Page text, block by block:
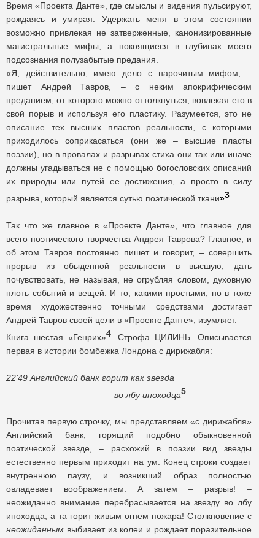
Время «Проекта Данте», где смыслы и видения пульсируют,
рождаясь и умирая. Удержать меня в этом состоянии
возможно привлекая не затверженные, канонизированные
магистральные мифы, а покоящиеся в глубинах моего
подсознания полузабытые предания.
«Я, действительно, имею дело с нарочитым мифом, –
пишет Андрей Тавров, – с неким апокрифическим
преданием, от которого можно оттолкнуться, вовлекая его в
свой порыв и используя его пластику. Разумеется, это не
описание тех высших пластов реальности, с которыми
приходилось соприкасаться (они же – высшие пласты
поэзии), но в провалах и разрывах стиха они так или иначе
должны угадываться не с помощью богословских описаний
их природы или путей ее достижения, а просто в силу
разрыва, который является сутью поэтической ткани»3
Так что же главное в «Проекте Данте», что главное для
всего поэтического творчества Андрея Таврова? Главное, и
об этом Тавров постоянно пишет и говорит, – совершить
прорыв из обыденной реальности в высшую, дать
почувствовать, не называя, не огрубляя словом, духовную
плоть событий и вещей. И то, какими простыми, но в тоже
время художественно точными средствами достигает
Андрей Тавров своей цели в «Проекте Данте», изумляет.
Книга шестая «Генрих»4. Строфа ЦИЛИНЬ. Описывается
первая в истории бомбежка Лондона с дирижабля:
22’49 Английский банк горит как звезда
во лбу иноходца5
Прочитав первую строчку, мы представляем «с дирижабля»
Английский банк, горящий подобно обыкновенной
поэтической звезде, – расхожий в поэзии вид звезды
естественно первым приходит на ум. Конец строки создает
внутреннюю паузу, и возникший образ полностью
овладевает воображением. А затем – разрыв! –
неожиданно внимание перебрасывается на звезду во лбу
иноходца, а та горит живым огнем пожара! Столкновение с
неожиданным выбивает из колеи и рождает поразительное